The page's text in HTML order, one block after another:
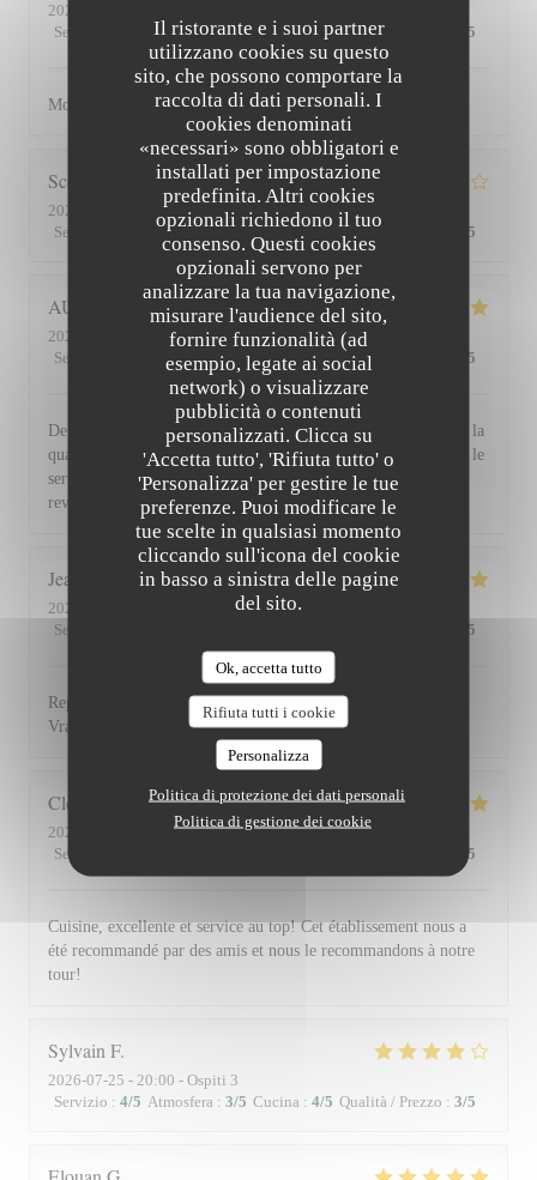
Il ristorante e i suoi partner
utilizzano cookies su questo
sito, che possono comportare la
raccolta di dati personali. I
cookies denominati
«necessari» sono obbligatori e
installati per impostazione
predefinita. Altri cookies
opzionali richiedono il tuo
consenso. Questi cookies
opzionali servono per
analizzare la tua navigazione,
misurare l'audience del sito,
fornire funzionalità (ad
esempio, legate ai social
network) o visualizzare
pubblicità o contenuti
personalizzati. Clicca su
'Accetta tutto', 'Rifiuta tutto' o
'Personalizza' per gestire le tue
preferenze. Puoi modificare le
tue scelte in qualsiasi momento
cliccando sull'icona del cookie
in basso a sinistra delle pagine
del sito.
Ok, accetta tutto
Rifiuta tutti i cookie
Personalizza
Politica di protezione dei dati personali
Politica di gestione dei cookie
2026-08-01
Servizio
Atmosfera: 5/5 Cucina: 5 /5 Qualità / Prezzo /5
Moment superbe, du service à l’assiette !
Scott
2026-07-30
- 19:45 - Ospiti 3
Servizio
Atmosfera: 3/5 Cucina: 4/5 Qualità / Prezzo /5
AUDE
2026-07-30
- 19:30 - Ospiti 2
Servizio
Atmosfera: 5/5 Cucina : 5 /5 Qualità / Prezzo /5
De l'accueil souriant et chaleureux comme à la maison jusqu'à la
qualité et la présentation de l'assiette (poissons) en passant par le
service du vin, nous avons apprécié ce dîner et souhaitons
revenir. Bravo & merci +++
Jean Louis D
2026-07-30
- 13:00 - Ospiti 2
Servizio
/5
Repas excellent de l’entrée au dessert. Service impeccable.
Vraiment top. Je recommande.
Clemence
2026-07-29
- 20:00 - Ospiti 2
Servizio
/5
Cuisine, excellente et service au top! Cet établissement nous a
été recommandé par des amis et nous le recommandons à notre
tour!
Sylvain F
2026-07-25 - 20:00 - Ospiti 3
Servizio : 4/5 Atmosfera : 3/5 Cucina : 4/5 Qualità / Prezzo : 3/5